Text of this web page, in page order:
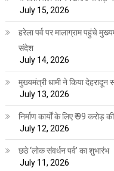
July 15, 2026
हरेला पर्व पर मालाग्राम पहुंचे
संदेश
July 14, 2026
मुख्यमंत्री धामी ने किया देहरादून
July 13, 2026
निर्माण कार्यों के लिए ₹ 99 करोड़
July 12, 2026
छठे ‘लोक संवर्धन पर्व’ का शुभारंभ
July 11, 2026